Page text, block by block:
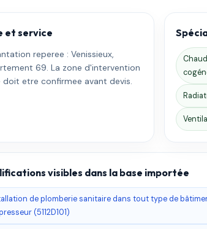
et service
reperee : Venissieux,
69. La zone d'intervention
doit etre confirmee avant devis.
visibles dans la base importée
de plomberie sanitaire dans tout type de
(5112D101)